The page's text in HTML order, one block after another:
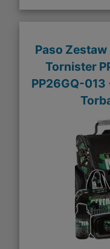
Paso
Tornister
PP26GQ-013